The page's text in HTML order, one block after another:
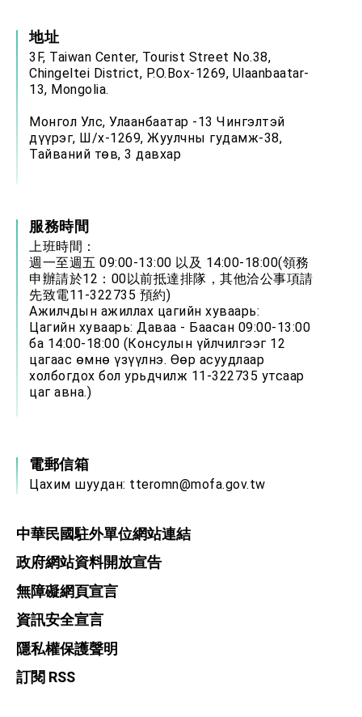
「總合外交」與台歐美日關係深化
總統以「韌性之島，希望之光」為題發表2026新
年談話
會 強調以實力守護台海和平 以決心掌握國家
命運
變局中 奮起的新臺灣 總統發表國慶演說
外交部重要言論
我國政府將在美國亞利桑納州設立「駐鳳凰城辦
事處」，進一步深化台美交流合作
地址
3F, Taiwan Center, Tourist Street No.38,
Chingeltei District, P.O.Box-1269, Ulaanbaatar-
13, Mongolia.
Монгол Улс, Улаанбаатар -13 Чингэлтэй
дүүрэг, Ш/х-1269, Жуулчны гудамж-38,
Тайваний төв, 3 давхар
服務時間
上班時間：
週一至週五 09:00-13:00 以及 14:00-18:00(領務
申辦請於12：00以前抵達排隊，其他洽公事項請
先致電11-322735 預約)
Ажилчдын ажиллах цагийн хуваарь:
Цагийн хуваарь: Даваа - Баасан 09:00-13:00
ба 14:00-18:00 (Консулын үйлчилгээг 12
цагаас өмнө үзүүлнэ. Өөр асуудлаар
холбогдох бол урьдчилж 11-322735 утсаар
цаг авна.)
電郵信箱
Цахим шуудан: tteromn@mofa.gov.tw
中華民國駐外單位網站連結
政府網站資料開放宣告
無障礙網頁宣言
資訊安全宣言
隱私權保護聲明
訂閱 RSS